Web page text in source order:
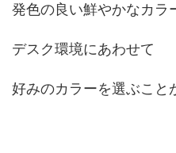
発色の良い鮮やかなカラ
デスク環境にあわせて
好みのカラーを選ぶこと